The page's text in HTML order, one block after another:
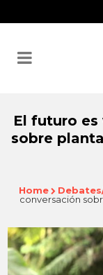
El futuro
sobre
Home
conversación